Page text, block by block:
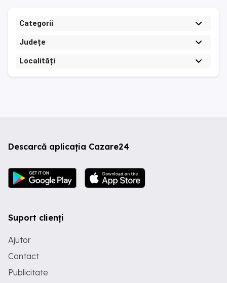
Categorii
Județe
Localități
Descarcă aplicația Cazare24
Suport clienți
Ajutor
Contact
Publicitate